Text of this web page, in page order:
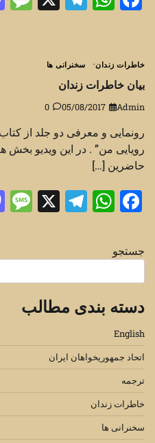
خاطرات زندان سخنرانی ها
بیان خاطرات زندان
Admin
05/08/2017
0
رونمایی و معرفی دو جلد از
رویایی من” . در این ویدیو بخش
حاضرین […]
Facebook
X
جستجو
دسته بندی مطالب
English
اتحاد جمهوریخواهان ایران
ترجمه
خاطرات زندان
سخنرانی ها